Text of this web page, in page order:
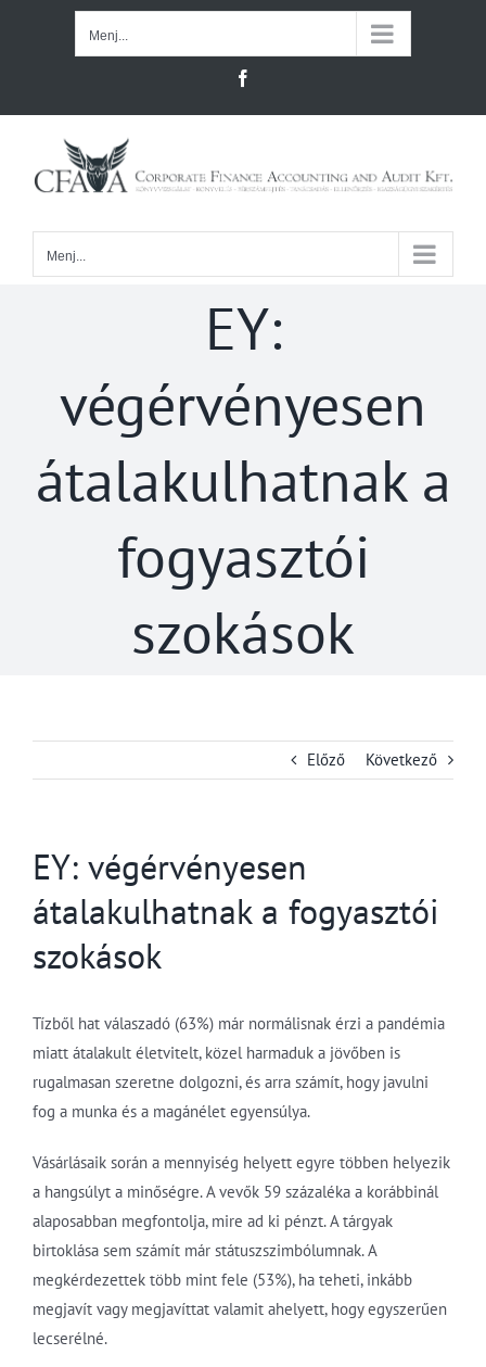
Menj...
Menj...
EY:
végérvényesen
átalakulhatnak a
fogyasztói
szokások
Előző Következő
EY: végérvényesen
átalakulhatnak a fogyasztói
szokások
Tízből hat válaszadó (63%) már normálisnak érzi a pandémia
miatt átalakult életvitelt, közel harmaduk a jövőben is
rugalmasan szeretne dolgozni, és arra számít, hogy javulni
fog a munka és a magánélet egyensúlya.
Vásárlásaik során a mennyiség helyett egyre többen helyezik
a hangsúlyt a minőségre. A vevők 59 százaléka a korábbinál
alaposabban megfontolja, mire ad ki pénzt. A tárgyak
birtoklása sem számít már státuszszimbólumnak. A
megkérdezettek több mint fele (53%), ha teheti, inkább
megjavít vagy megjavíttat valamit ahelyett, hogy egyszerűen
lecserélné.